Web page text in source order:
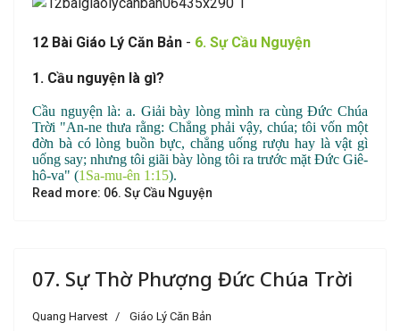
12 Bài Giáo Lý Căn Bản - 6. Sự Cầu Nguyện
1. Cầu nguyện là gì?
Cầu nguyện là: a. Giải bày lòng mình ra cùng Đức Chúa
Trời "An-ne thưa rằng: Chẳng phải vậy, chúa; tôi vốn một
đờn bà có lòng buồn bực, chẳng uống rượu hay là vật gì
uống say; nhưng tôi giãi bày lòng tôi ra trước mặt Đức Giê-
hô-va" (1Sa-mu-ên 1:15).
Read more: 06. Sự Cầu Nguyện
07. Sự Thờ Phượng Đức Chúa Trời
Quang Harvest Giáo Lý Căn Bản